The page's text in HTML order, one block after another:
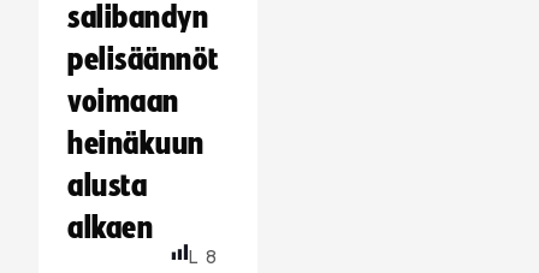
salibandyn
pelisäännöt
voimaan
heinäkuun
alusta
alkaen
L 8